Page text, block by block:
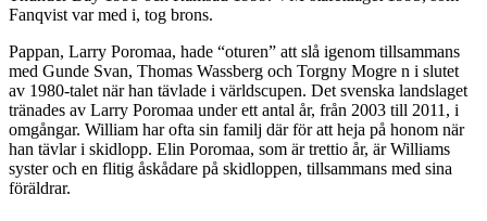
Fanqvist var med i, tog brons.
Pappan, Larry Poromaa, hade “oturen” att slå igenom tillsammans
med Gunde Svan, Thomas Wassberg och Torgny Mogre n i slutet
av 1980-talet när han tävlade i världscupen. Det svenska landslaget
tränades av Larry Poromaa under ett antal år, från 2003 till 2011, i
omgångar. William har ofta sin familj där för att heja på honom när
han tävlar i skidlopp. Elin Poromaa, som är trettio år, är Williams
syster och en flitig åskådare på skidloppen, tillsammans med sina
föräldrar.